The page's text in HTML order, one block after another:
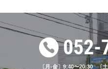
ブログ
#1「自動車学校の教習
相場はどれくらい？」
052-
〔月-金〕9:40〜20:30 〔